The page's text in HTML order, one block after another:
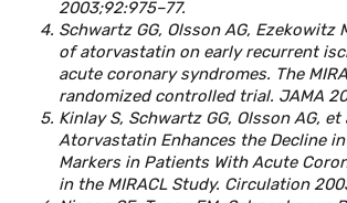
2003;92:975–77.
Schwartz GG, Olsson AG, Ezekowitz
of atorvastatin on early recurrent
acute coronary syndromes. The
randomized controlled trial. JAMA
Kinlay S, Schwartz GG, Olsson AG,
Atorvastatin Enhances the Decline
Markers in Patients With Acute
in the MIRACL Study. Circulation